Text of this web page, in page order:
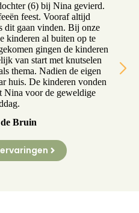
(6) bij Nina gevierd.
feest. Vooraf altijd
dit gaan vinden. Bij onze
kinderen al buiten op te
gingen de kinderen
van start met knutselen
thema. Nadien de eigen
huis. De kinderen vonden
Nina voor de geweldige
Bruin